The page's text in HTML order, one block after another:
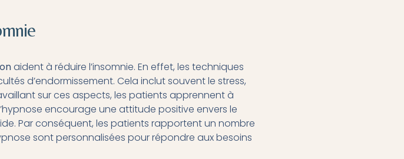
aident à réduire l’insomnie. En effet, les techniques
d’endormissement. Cela inclut souvent le stress,
sur ces aspects, les patients apprennent à
encourage une attitude positive envers le
Par conséquent, les patients rapportent un nombre
sont personnalisées pour répondre aux besoins